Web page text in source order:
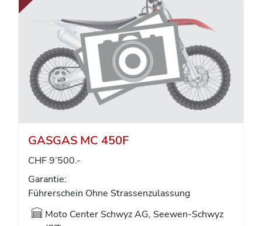
GASGAS MC 450F
CHF 9’500.-
Garantie:
Führerschein Ohne Strassenzulassung
Moto Center Schwyz AG, Seewen-Schwyz